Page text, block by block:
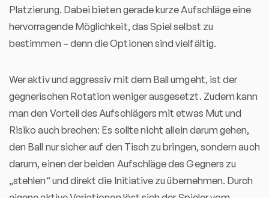
Platzierung. Dabei bieten gerade kurze Aufschläge eine
hervorragende Möglichkeit, das Spiel selbst zu
bestimmen – denn die Optionen sind vielfältig.
Wer aktiv und aggressiv mit dem Ball umgeht, ist der
gegnerischen Rotation weniger ausgesetzt. Zudem kann
man den Vorteil des Aufschlägers mit etwas Mut und
Risiko auch brechen: Es sollte nicht allein darum gehen,
den Ball nur sicher auf den Tisch zu bringen, sondern auch
darum, einen der beiden Aufschläge des Gegners zu
„stehlen“ und direkt die Initiative zu übernehmen. Durch